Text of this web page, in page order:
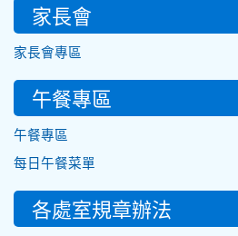
家長會
家長會專區
午餐專區
午餐專區
每日午餐菜單
各處室規章辦法